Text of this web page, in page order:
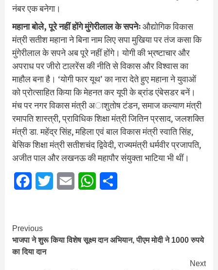
नंबर एक बनेगा।
महाना बोले, पूरे नहीं होंगे मुंगेरीलाल के सपनेःऔद्योगिक विकास
मंत्री सतीश महाना ने बिना नाम लिए सपा मुखिया पर तंज कसा कि
मुंगेरीलाल के सपने अब पूरे नहीं होंगे। योगी की भ्रष्टाचार और
अपराध पर जीरो टालरेंस की नीति से विकास और विश्वास का
माहौल बना है। ‘योगी फार यूथ’ का नारा देते हुए महाना ने युवाओं
को प्रोत्साहित किया कि मेहनत कर यूपी के ब्रांड एंबेसडर बनें।
मंच पर नगर विकास मंत्री अाशुतोष टंडन, समाज कल्याण मंत्री
रमापति शास्त्री, प्राविधिक शिक्षा मंत्री जितिन प्रसाद, जलशक्ति
मंत्री डा. महेंद्र सिंह, महिला एवं बाल विकास मंत्री स्वाति सिंह,
बेसिक शिक्षा मंत्री सतीशचंद द्विवेदी, राज्यमंत्री धर्मवीर प्रजापति,
अजीत पाल और लखनऊ की महापौर संयुक्ता भाटिया भी थीं।
FacebookTwitter Email WhatsApp
Continue
Reading
Previous
भाजपा ने शुरू किया विशेष सूक्ष्म दान अभियान, पीएम मोदी ने 1000 रुपये
का दिया दान
Next